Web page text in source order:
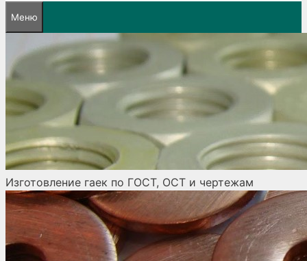
Меню
Изготовление гаек по ГОСТ, ОСТ и чертежам